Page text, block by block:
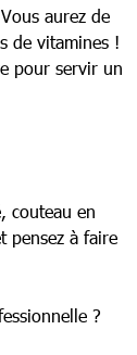
aurez de
de vitamines !
pour servir un
couteau en
pensez à faire
?